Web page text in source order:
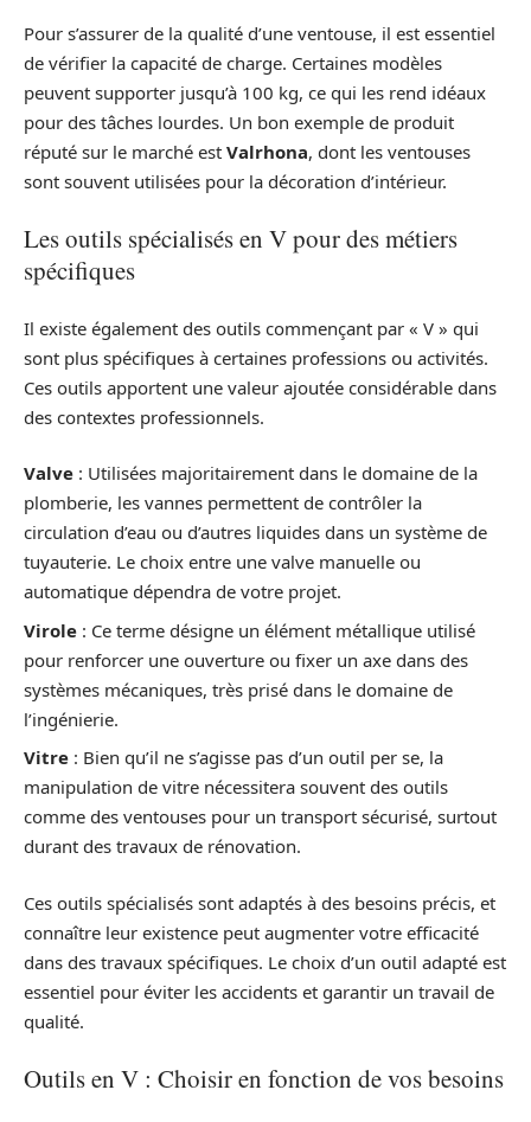
Pour s’assurer de la qualité d’une ventouse, il est essentiel
de vérifier la capacité de charge. Certaines modèles
peuvent supporter jusqu’à 100 kg, ce qui les rend idéaux
pour des tâches lourdes. Un bon exemple de produit
réputé sur le marché est Valrhona, dont les ventouses
sont souvent utilisées pour la décoration d’intérieur.
Les outils spécialisés en V pour des métiers
spécifiques
Il existe également des outils commençant par « V » qui
sont plus spécifiques à certaines professions ou activités.
Ces outils apportent une valeur ajoutée considérable dans
des contextes professionnels.
Valve : Utilisées majoritairement dans le domaine de la
plomberie, les vannes permettent de contrôler la
circulation d’eau ou d’autres liquides dans un système de
tuyauterie. Le choix entre une valve manuelle ou
automatique dépendra de votre projet.
Virole : Ce terme désigne un élément métallique utilisé
pour renforcer une ouverture ou fixer un axe dans des
systèmes mécaniques, très prisé dans le domaine de
l’ingénierie.
Vitre : Bien qu’il ne s’agisse pas d’un outil per se, la
manipulation de vitre nécessitera souvent des outils
comme des ventouses pour un transport sécurisé, surtout
durant des travaux de rénovation.
Ces outils spécialisés sont adaptés à des besoins précis, et
connaître leur existence peut augmenter votre efficacité
dans des travaux spécifiques. Le choix d’un outil adapté est
essentiel pour éviter les accidents et garantir un travail de
qualité.
Outils en V : Choisir en fonction de vos besoins